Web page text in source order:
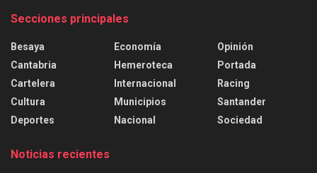
Secciones principales
Besaya
Cantabria
Cartelera
Cultura
Deportes
Economía
Hemeroteca
Internacional
Municipios
Nacional
Opinión
Portada
Racing
Santander
Sociedad
Noticias recientes